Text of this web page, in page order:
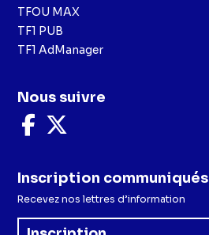
TFOU MAX
TF1 PUB
TF1 AdManager
Nous suivre
Nous
suivre
Facebook
X
Inscription communiqués
Recevez nos lettres d’information